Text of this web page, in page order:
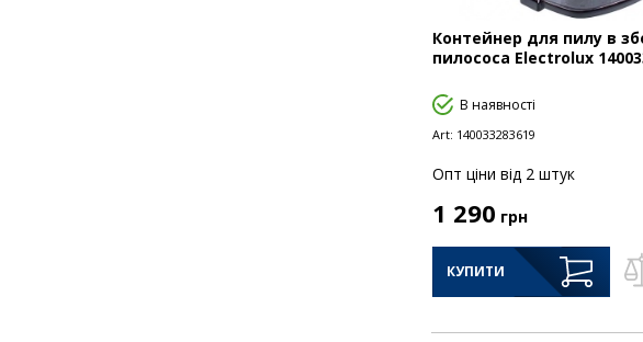
Контейнер для пилу в
пилососа Electrolux
В наявності
Art: 140033283619
Опт цiни від 2 штук
1 290 грн
КУПИТИ